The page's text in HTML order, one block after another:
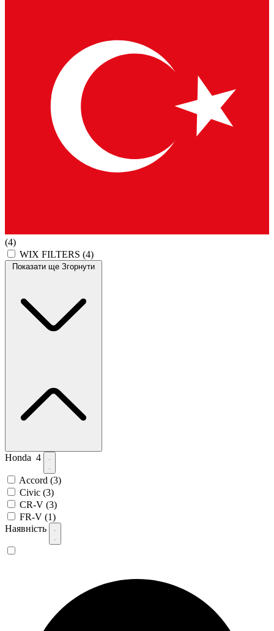
(4)
WIX FILTERS (4)
Показати ще Згорнути
Honda 4
Accord (3)
Civic (3)
CR-V (3)
FR-V (1)
Наявність